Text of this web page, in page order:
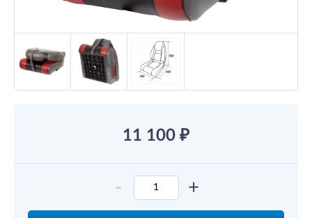
11 100 ₽
- +